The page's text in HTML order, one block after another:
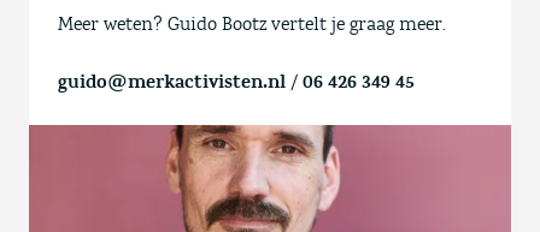
Meer weten? Guido Bootz vertelt je graag meer.
guido@merkactivisten.nl / 06 426 349 45